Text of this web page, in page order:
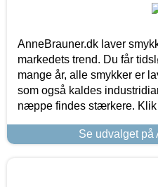
AnneBrauner.dk laver
markedets trend. Du får
mange år, alle smykker er
som også kaldes
næppe findes stærkere. Klik
Se udvalget på